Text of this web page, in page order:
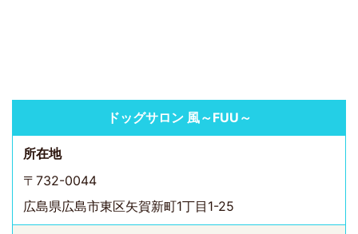
ドッグサロン 風～FUU～
所在地
〒732-0044
広島県広島市東区矢賀新町1丁目1-25